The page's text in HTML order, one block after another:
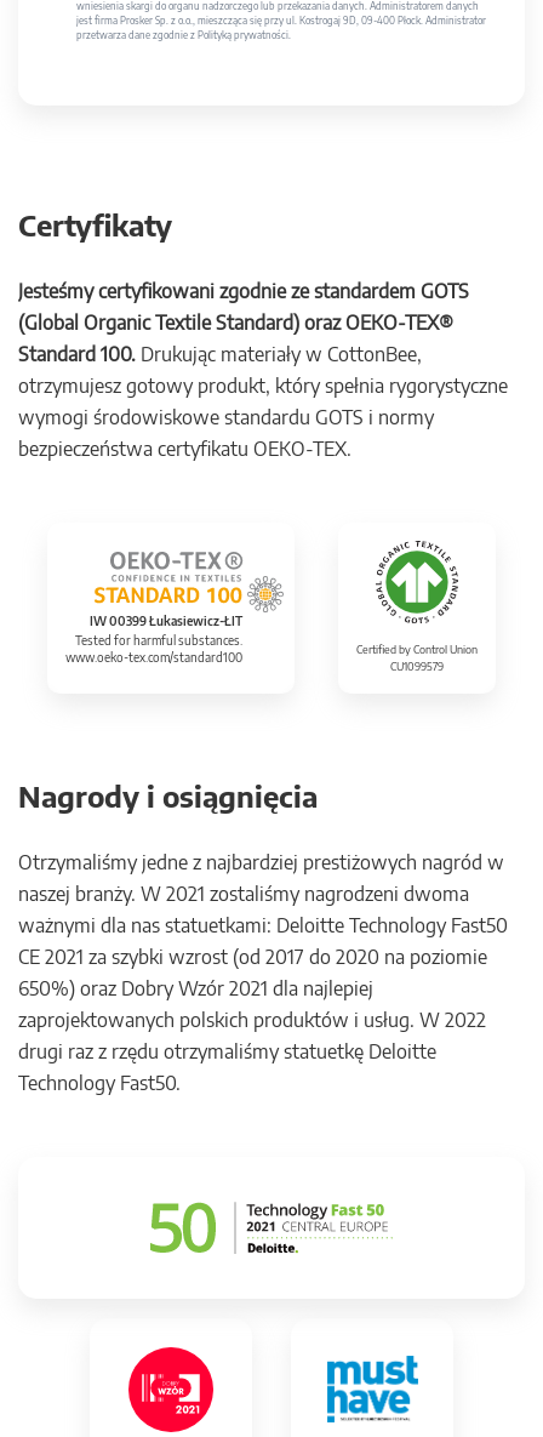
wniesienia skargi do organu nadzorczego lub przekazania danych. Administratorem danych
jest firma Prosker Sp. z o.o., mieszcząca się przy ul. Kostrogaj 9D, 09-400 Płock. Administrator
przetwarza dane zgodnie z Polityką prywatności.
Certyfikaty
Jesteśmy certyfikowani zgodnie ze standardem GOTS
(Global Organic Textile Standard) oraz OEKO-TEX®
Standard 100. Drukując materiały w CottonBee,
otrzymujesz gotowy produkt, który spełnia rygorystyczne
wymogi środowiskowe standardu GOTS i normy
bezpieczeństwa certyfikatu OEKO-TEX.
IW 00399 Łukasiewicz-ŁIT
Tested for harmful substances.
www.oeko-tex.com/standard100
Certified by Control Union
CU1099579
Nagrody i osiągnięcia
Otrzymaliśmy jedne z najbardziej prestiżowych nagród w
naszej branży. W 2021 zostaliśmy nagrodzeni dwoma
ważnymi dla nas statuetkami: Deloitte Technology Fast50
CE 2021 za szybki wzrost (od 2017 do 2020 na poziomie
650%) oraz Dobry Wzór 2021 dla najlepiej
zaprojektowanych polskich produktów i usług. W 2022
drugi raz z rzędu otrzymaliśmy statuetkę Deloitte
Technology Fast50.